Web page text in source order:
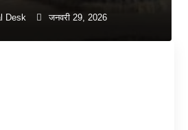
Desk जनवरी 29, 2026